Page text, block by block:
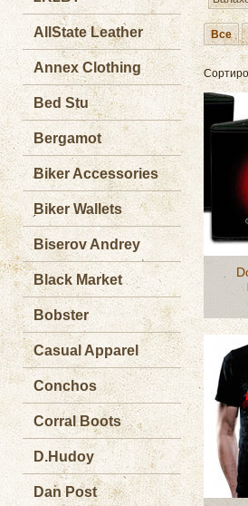
AllState Leather
Annex Clothing
Bed Stu
Bergamot
Biker Accessories
Biker Wallets
Biserov Andrey
Black Market
Bobster
Casual Apparel
Conchos
Corral Boots
D.Hudoy
Dan Post
Все